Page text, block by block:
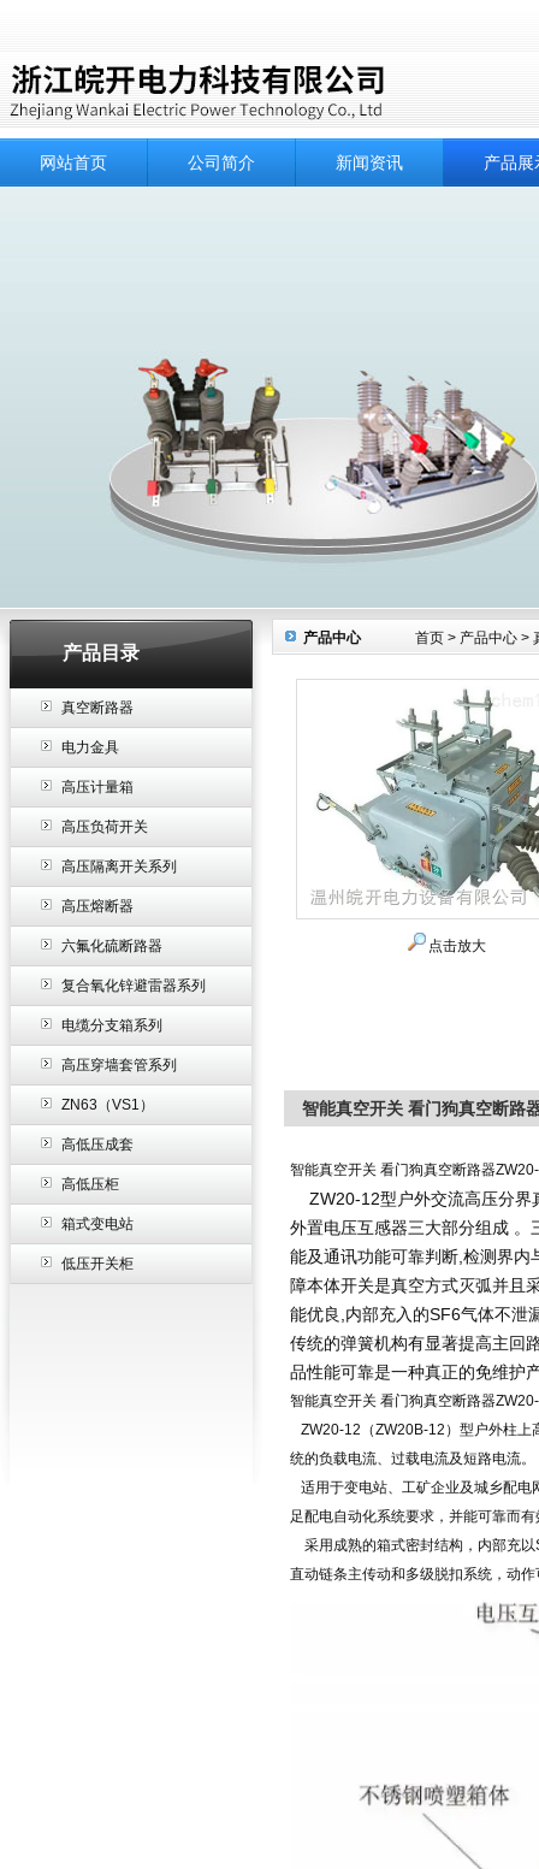
网站首页 公司简介 新闻资讯 产品展
产品目录
真空断路器
电力金具
高压计量箱
高压负荷开关
高压隔离开关系列
高压熔断器
六氟化硫断路器
复合氧化锌避雷器系列
电缆分支箱系列
高压穿墙套管系列
ZN63（VS1）
高低压成套
高低压柜
箱式变电站
低压开关柜
首页 > 产品中心 >
产品中心
点击放大
智能真空开关 看门狗真空断路
智能真空开关 看门狗真空断路器
ZW20-12型户外交流高压分界
外置电压互感器三大部分组成
能及通讯功能可靠判断,检测界
障本体开关是真空方式灭弧并且
能优良,内部充入的SF6气体不泄
传统的弹簧机构有显著提高主回
品性能可靠是一种真正的免维护
智能真空开关 看门狗真空断路器
ZW20-12（ZW20B-12）型户外柱上
统的负载电流、过载电流及短路电流。
适用于变电站、工矿企业及城乡配电
足配电自动化系统要求，并能可靠而
采用成熟的箱式密封结构，内部充以
直动链条主传动和多级脱扣系统，动